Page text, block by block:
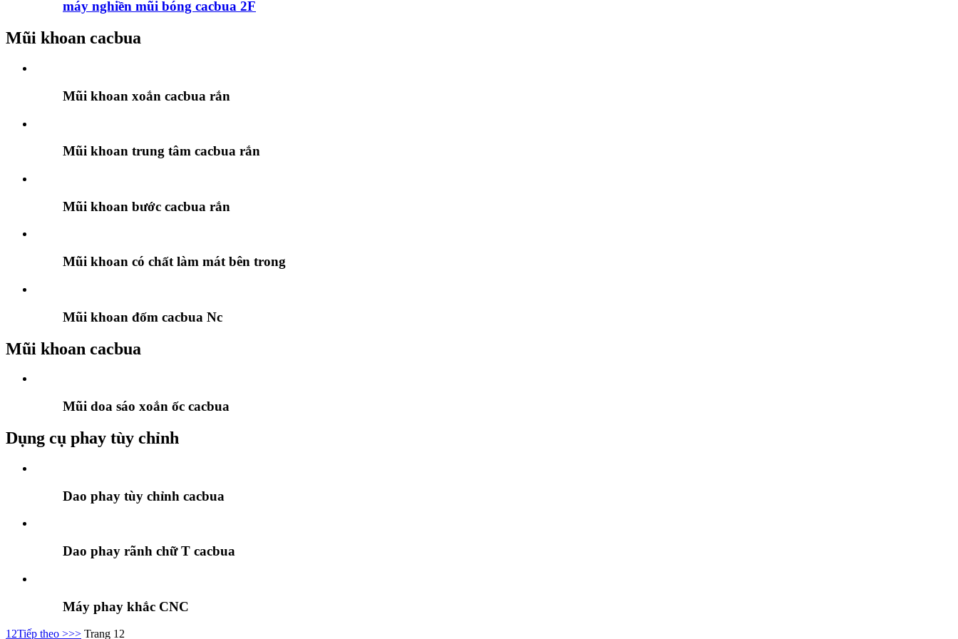
máy nghiền mũi bóng cacbua 2F
Mũi khoan cacbua
Mũi khoan xoắn cacbua rắn
Mũi khoan trung tâm cacbua rắn
Mũi khoan bước cacbua rắn
Mũi khoan có chất làm mát bên trong
Mũi khoan đốm cacbua Nc
Mũi khoan cacbua
Mũi doa sáo xoắn ốc cacbua
Dụng cụ phay tùy chỉnh
Dao phay tùy chỉnh cacbua
Dao phay rãnh chữ T cacbua
Máy phay khắc CNC
1 2Tiếp theo >>> Trang 12